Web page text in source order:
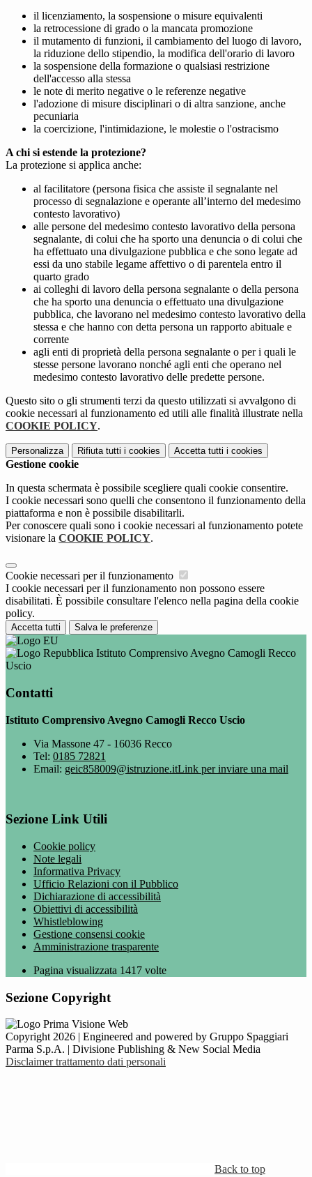
il licenziamento, la sospensione o misure equivalenti
la retrocessione di grado o la mancata promozione
il mutamento di funzioni, il cambiamento del luogo di lavoro,
la riduzione dello stipendio, la modifica dell'orario di lavoro
la sospensione della formazione o qualsiasi restrizione
dell'accesso alla stessa
le note di merito negative o le referenze negative
l'adozione di misure disciplinari o di altra sanzione, anche
pecuniaria
la coercizione, l'intimidazione, le molestie o l'ostracismo
A chi si estende la protezione?
La protezione si applica anche:
al facilitatore (persona fisica che assiste il segnalante nel
processo di segnalazione e operante all’interno del medesimo
contesto lavorativo)
alle persone del medesimo contesto lavorativo della persona
segnalante, di colui che ha sporto una denuncia o di colui che
ha effettuato una divulgazione pubblica e che sono legate ad
essi da uno stabile legame affettivo o di parentela entro il
quarto grado
ai colleghi di lavoro della persona segnalante o della persona
che ha sporto una denuncia o effettuato una divulgazione
pubblica, che lavorano nel medesimo contesto lavorativo della
stessa e che hanno con detta persona un rapporto abituale e
corrente
agli enti di proprietà della persona segnalante o per i quali le
stesse persone lavorano nonché agli enti che operano nel
medesimo contesto lavorativo delle predette persone.
Questo sito o gli strumenti terzi da questo utilizzati si avvalgono di
cookie necessari al funzionamento ed utili alle finalità illustrate nella
COOKIE POLICY.
Personalizza Rifiuta tutti i cookies Accetta tutti i cookies
Gestione cookie
In questa schermata è possibile scegliere quali cookie consentire.
I cookie necessari sono quelli che consentono il funzionamento della
piattaforma e non è possibile disabilitarli.
Per conoscere quali sono i cookie necessari al funzionamento potete
visionare la COOKIE POLICY.
Cookie necessari per il funzionamento
I cookie necessari per il funzionamento non possono essere
disabilitati. È possibile consultare l'elenco nella pagina della cookie
policy.
Accetta tutti Salva le preferenze
Istituto Comprensivo Avegno Camogli Recco
Uscio
Contatti
Istituto Comprensivo Avegno Camogli Recco Uscio
Via Massone 47 - 16036 Recco
Tel: 0185 72821
Email: geic858009@istruzione.itLink per inviare una mail
Sezione Link Utili
Cookie policy
Note legali
Informativa Privacy
Ufficio Relazioni con il Pubblico
Dichiarazione di accessibilità
Obiettivi di accessibilità
Whistleblowing
Gestione consensi cookie
Amministrazione trasparente
Pagina visualizzata 1417 volte
Sezione Copyright
Copyright 2026 | Engineered and powered by Gruppo Spaggiari
Parma S.p.A. | Divisione Publishing & New Social Media
Disclaimer trattamento dati personali
Back to top